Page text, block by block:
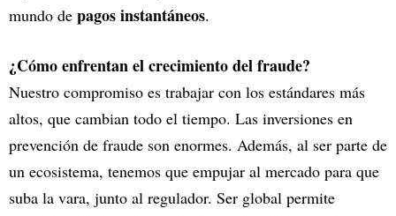
mundo de pagos instantáneos.
¿Cómo enfrentan el crecimiento del fraude?
Nuestro compromiso es trabajar con los estándares más
altos, que cambian todo el tiempo. Las inversiones en
prevención de fraude son enormes. Además, al ser parte de
un ecosistema, tenemos que empujar al mercado para que
suba la vara, junto al regulador. Ser global permite